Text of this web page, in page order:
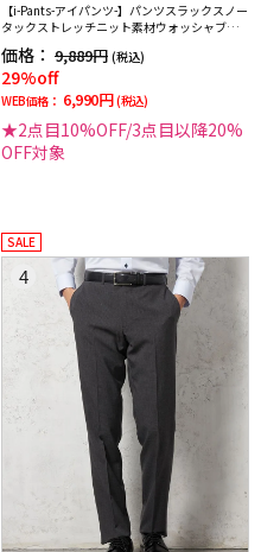
【i-Pants-アイパンツ-】パンツスラックスノー
タックストレッチニット素材ウォッシャブル
シャドウストライプRUCKENBACCHAR
価格： 9,889円 (税込)
29%off
WEB価格： 6,990円 (税込)
★2点目10%OFF/3点目以降20%
OFF対象
SALE
4